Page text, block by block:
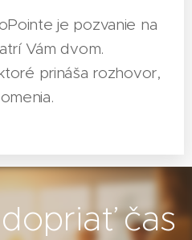
je pozvanie na
Vám dvom.
prináša rozhovor,
čas